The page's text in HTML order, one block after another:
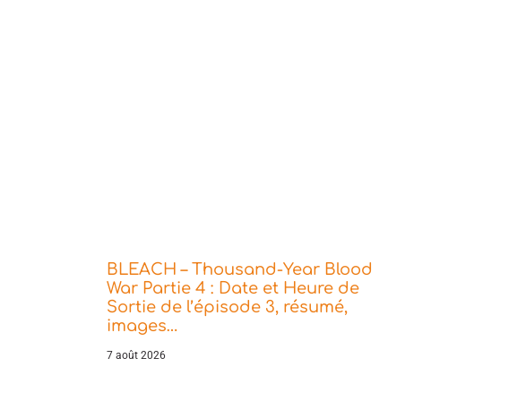
BLEACH – Thousand-Year Blood
War Partie 4 : Date et Heure de
Sortie de l’épisode 3, résumé,
images…
7 août 2026